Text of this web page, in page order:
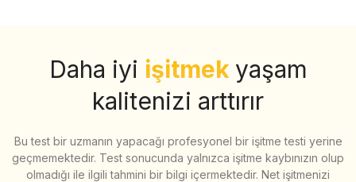
Daha iyi işitmek yaşam
kalitenizi arttırır
Bu test bir uzmanın yapacağı profesyonel bir işitme testi yerine
geçmemektedir. Test sonucunda yalnızca işitme kaybınızın olup
olmadığı ile ilgili tahmini bir bilgi içermektedir. Net işitmenizi